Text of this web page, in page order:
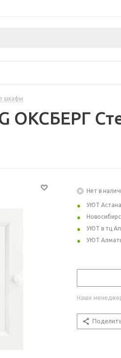
шкафы
ОКСБЕРГ
Нет в
УЮТ Астана
УЮТ в тц
УЮТ
Наши